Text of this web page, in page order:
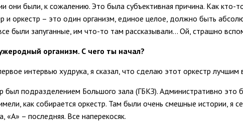
они были, к сожалению. Это была субъективная причина. Как кто-
и оркестр – это один организм, единое целое, должно быть
были запуганные, им что-то там рассказывали… Ой, страшно
организм. С чего ты начал?
интервью худрука, я сказал, что сделаю этот оркестр лучшим
был подразделением Большого зала (ГБКЗ). Административно это
как собирается оркестр. Там были очень смешные истории, я
«А» – последняя. Все наперекосяк.